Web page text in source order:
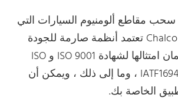
6106 سحب مقاطع ألومنيوم السيارات التي
تنتجها Chalco Aluminum تعتمد أنظمة صارمة للجودة
والإدارة البيئية لضمان امتثالها لشهادة ISO 9001 و ISO
14001 ، وشهادة IATF16949 ، وما إلى ذلك ، ويمكن أن
الخاصة بك.